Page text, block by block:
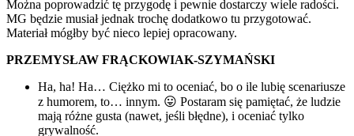
Można poprowadzić tę przygodę i pewnie dostarczy wiele radości.
MG będzie musiał jednak trochę dodatkowo tu przygotować.
Materiał mógłby być nieco lepiej opracowany.
PRZEMYSŁAW FRĄCKOWIAK-SZYMAŃSKI
Ha, ha! Ha… Ciężko mi to oceniać, bo o ile lubię scenariusze
z humorem, to… innym. 😛 Postaram się pamiętać, że ludzie
mają różne gusta (nawet, jeśli błędne), i oceniać tylko
grywalność.